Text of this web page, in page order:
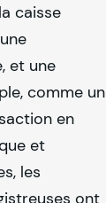
caisse
et une
comme un
en
et
les
ont